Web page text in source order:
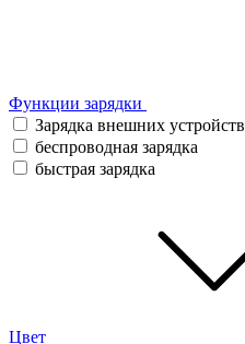
Функции зарядки
Зарядка внешних устройств
беспроводная зарядка
быстрая зарядка
Цвет